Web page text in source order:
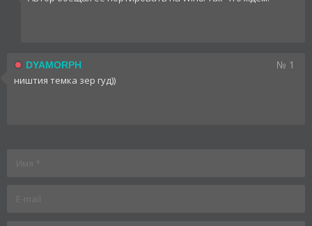
DYAMORPH № 1
ништия темка зер гуд))